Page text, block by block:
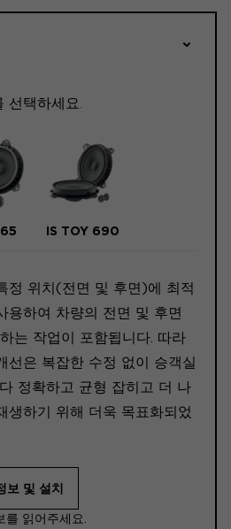
선택하세요.
IS TOY 690
정 위치(전면 및 후면)에 최적
용하여 차량의 전면 및 후면
는 작업이 포함됩니다. 따라
선은 복잡한 수정 없이 승객실
정확하고 균형 잡히고 더 나
생하기 위해 더욱 목표화되었
보 및 설치
읽어주세요.